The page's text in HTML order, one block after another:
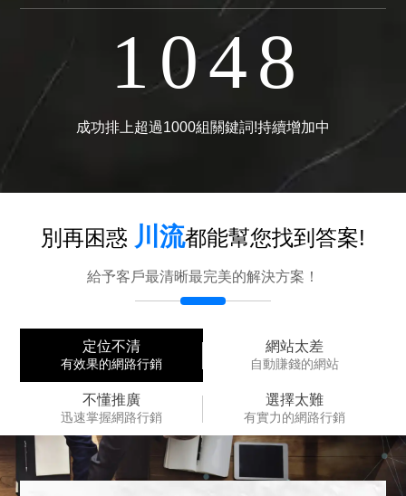
3
2
1
602
1
0
1
0
04
3
2
1
8
7
6
5
4
3
成功排上超過1000組關鍵詞!持續增加中
別再困惑 川流都能幫您找到答案!
給予客戶最清晰最完美的解決方案！
定位不清
有效果的網路行銷
網站太差
自動賺錢的網站
不懂推廣
迅速掌握網路行銷
選擇太難
有實力的網路行銷